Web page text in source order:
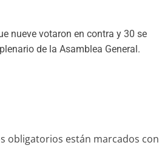
nueve votaron en contra y 30 se
de la Asamblea General.
obligatorios están marcados con